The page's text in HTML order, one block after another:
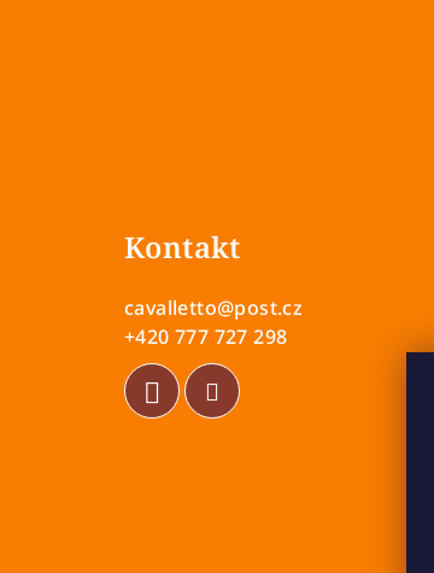
Kontakt
cavalletto@post.cz
+420 777 727 298